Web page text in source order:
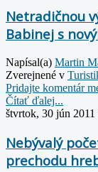
Netradičnou
Babinej s
Napísal(a) Martin
Zverejnené v
Pridajte komentár
Čítať ďalej...
štvrtok, 30 jún 2011
Nebývalý
prechodu